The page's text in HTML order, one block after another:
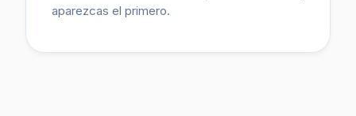
aparezcas el primero.